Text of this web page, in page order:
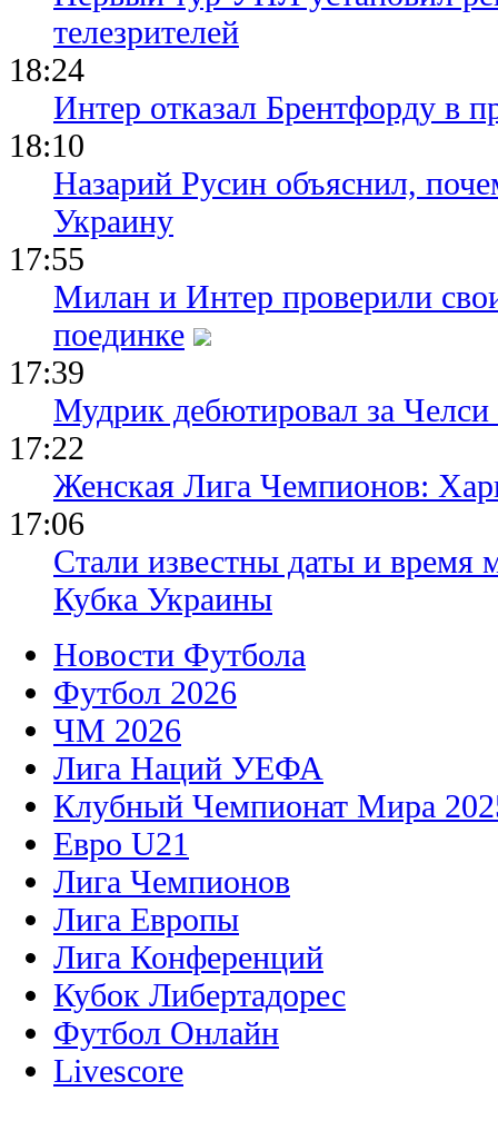
телезрителей
18:24
Интер отказал Брентфорду в
18:10
Назарий Русин объяснил,
Украину
17:55
Милан и Интер проверили
поединке
17:39
Мудрик дебютировал за
17:22
Женская Лига Чемпионов:
17:06
Стали известны даты и время
Кубка Украины
Новости Футбола
Футбол 2026
ЧМ 2026
Лига Наций УЕФА
Клубный Чемпионат Мира
Евро U21
Лига Чемпионов
Лига Европы
Лига Конференций
Кубок Либертадорес
Футбол Онлайн
Livescore